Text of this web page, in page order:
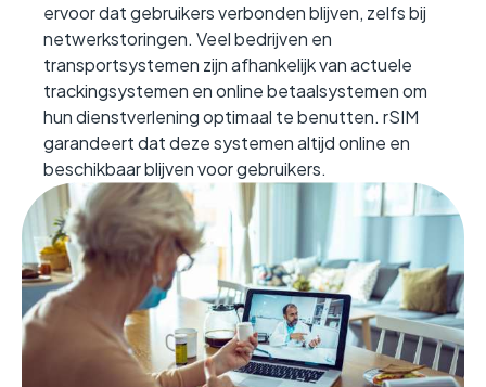
ervoor dat gebruikers verbonden blijven, zelfs bij
netwerkstoringen. Veel bedrijven en
transportsystemen zijn afhankelijk van actuele
trackingsystemen en online betaalsystemen om
hun dienstverlening optimaal te benutten. rSIM
garandeert dat deze systemen altijd online en
beschikbaar blijven voor gebruikers.